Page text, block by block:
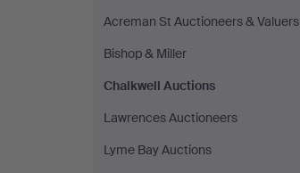
Acreman St Auctioneers & Valuers
Bishop & Miller
Chalkwell Auctions
Lawrences Auctioneers
Lyme Bay Auctions